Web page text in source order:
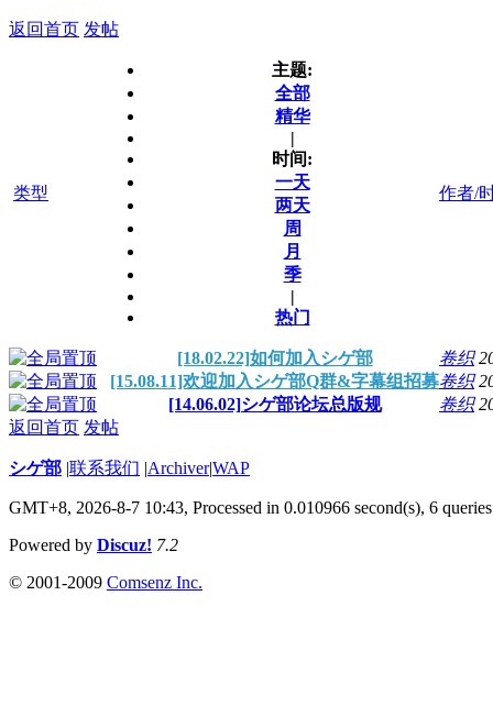
返回首页 发帖
类型
主题:
全部
精华
|
时间:
一天
两天
周
月
季
|
热门
作者/
[18.02.22]如何加入シゲ部 卷织
[15.08.11]欢迎加入シゲ部Q群&字幕组招募卷织
[14.06.02]シゲ部论坛总版规
卷织
返回首页 发帖
シゲ部 |联系我们 |Archiver|WAP
GMT+8, 2026-8-7 10:43, Processed in 0.010966 second(s), 6 queries
Powered by Discuz! 7.2
© 2001-2009 Comsenz Inc.